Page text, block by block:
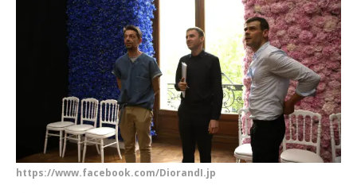
https://www.facebook.com/DiorandI.jp